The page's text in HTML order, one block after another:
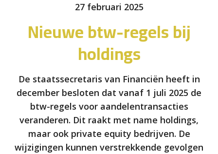
27 februari 2025
Nieuwe btw-regels bij
holdings
De staatssecretaris van Financiën heeft in
december besloten dat vanaf 1 juli 2025 de
btw-regels voor aandelentransacties
veranderen. Dit raakt met name holdings,
maar ook private equity bedrijven. De
wijzigingen kunnen verstrekkende gevolgen